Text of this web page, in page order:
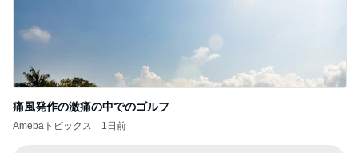
痛風発作の激痛の中でのゴルフ
Amebaトピックス 1日前